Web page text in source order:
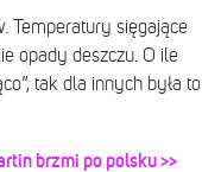
Temperatury sięgające
opady deszczu. O ile
tak dla innych była to
brzmi po polsku >>